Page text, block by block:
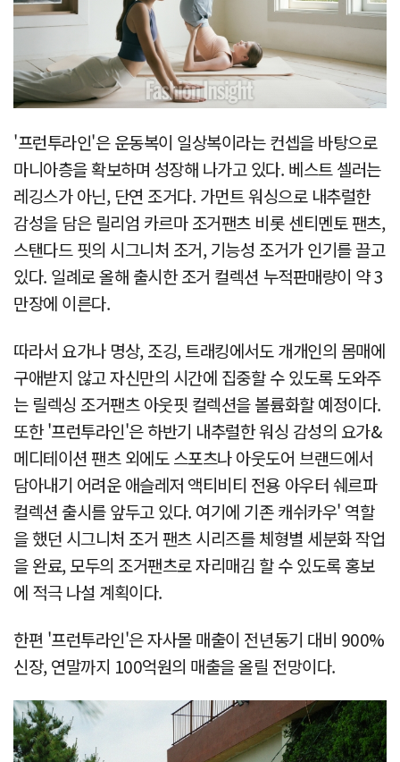
'프런투라인'은 운동복이 일상복이라는 컨셉을 바탕으로
마니아층을 확보하며 성장해 나가고 있다. 베스트 셀러는
레깅스가 아닌, 단연 조거다. 가먼트 워싱으로 내추럴한
감성을 담은 릴리엄 카르마 조거팬츠 비롯 센티멘토 팬츠,
스탠다드 핏의 시그니처 조거, 기능성 조거가 인기를 끌고
있다. 일례로 올해 출시한 조거 컬렉션 누적판매량이 약 3
만장에 이른다.
따라서 요가나 명상, 조깅, 트래킹에서도 개개인의 몸매에
구애받지 않고 자신만의 시간에 집중할 수 있도록 도와주
는 릴렉싱 조거팬츠 아웃핏 컬렉션을 볼륨화할 예정이다.
또한 '프런투라인'은 하반기 내추럴한 워싱 감성의 요가&
메디테이션 팬츠 외에도 스포츠나 아웃도어 브랜드에서
담아내기 어려운 애슬레저 액티비티 전용 아우터 쉐르파
컬렉션 출시를 앞두고 있다. 여기에 기존 캐쉬카우' 역할
을 했던 시그니처 조거 팬츠 시리즈를 체형별 세분화 작업
을 완료, 모두의 조거팬츠로 자리매김 할 수 있도록 홍보
에 적극 나설 계획이다.
한편 '프런투라인'은 자사몰 매출이 전년동기 대비 900%
신장, 연말까지 100억원의 매출을 올릴 전망이다.